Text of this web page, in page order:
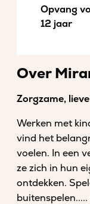
Opvang
12 jaar
Over
Zorgzame,
Werken met
vind het
voelen. In een
ze zich in hun
ontdekken.